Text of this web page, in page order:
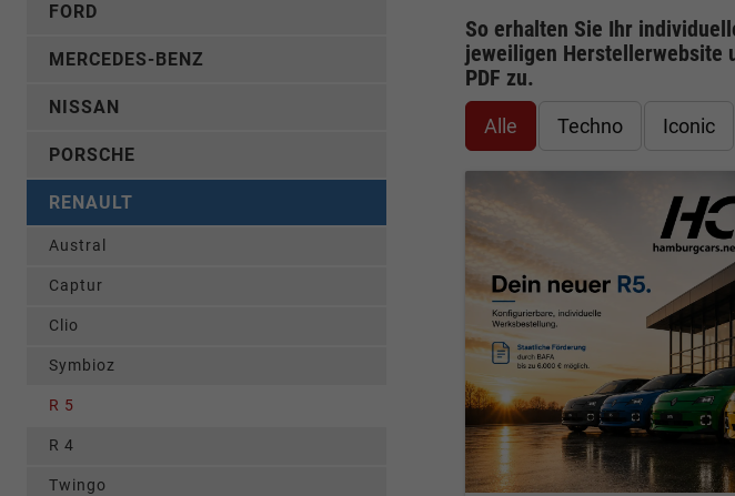
So erhalten Sie Ihr
jeweiligen Herstellerwebsite
PDF zu.
Alle Techno Iconic
FORD
MERCEDES-BENZ
NISSAN
PORSCHE
RENAULT
Austral
Captur
Clio
Symbioz
R 5
R 4
Twingo